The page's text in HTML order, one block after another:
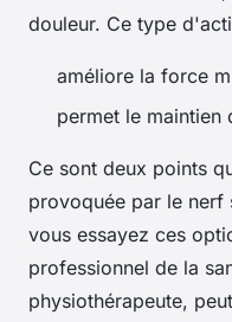
douleur. Ce type
améliore la force
permet le maintien
Ce sont deux points
provoquée par le nerf
vous essayez ces
professionnel de la
physiothérapeute,